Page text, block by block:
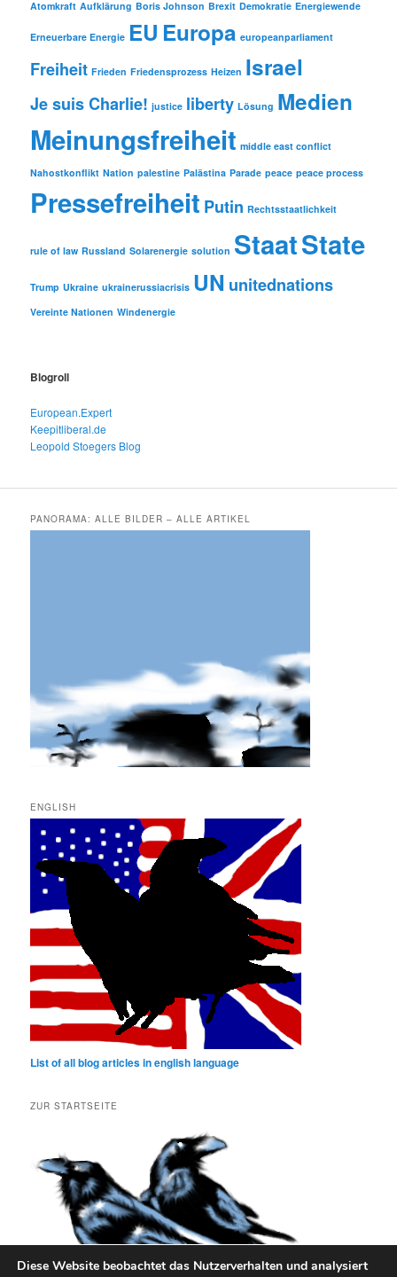
Atomkraft Aufklärung Boris Johnson Brexit Demokratie Energiewende
Erneuerbare Energie EU Europa europeanparliament
Freiheit Frieden Friedensprozess Heizen Israel
Je suis Charlie! justice liberty Lösung Medien
Meinungsfreiheit middle east conflict
Nahostkonflikt Nation palestine Palästina Parade peace peace process
Pressefreiheit Putin Rechtsstaatlichkeit
rule of law Russland Solarenergie solution StaatState
Trump Ukraine ukrainerussiacrisis UN unitednations
Vereinte Nationen Windenergie
Blogroll
European.Expert
Keepitliberal.de
Leopold Stoegers Blog
PANORAMA: ALLE BILDER – ALLE ARTIKEL
ENGLISH
List of all blog articles in english language
ZUR STARTSEITE
Diese Website beobachtet das Nutzerverhalten und analysiert